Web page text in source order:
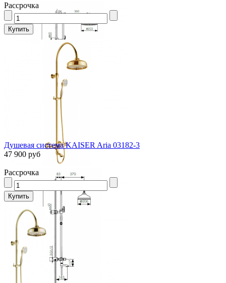
Рассрочка
Душевая система KAISER Aria 03182-3
47 900 руб
Рассрочка